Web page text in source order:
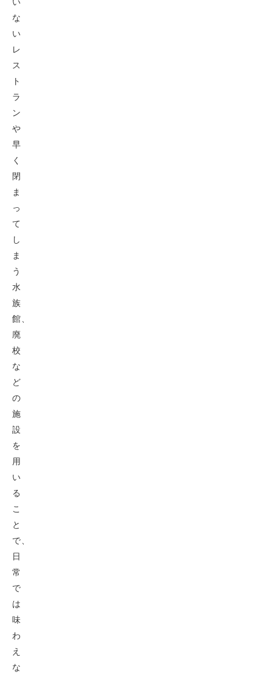
な
い
レ
ス
ト
ラ
ン
や
早
く
閉
ま
っ
て
し
ま
う
水
族
館、
廃
校
な
ど
の
施
設
を
用
い
る
こ
と
で、
日
常
で
は
味
わ
え
な